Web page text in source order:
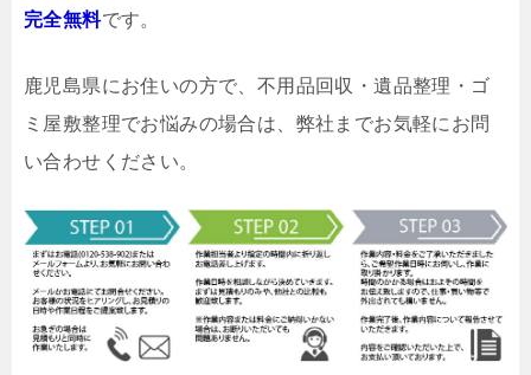
完全無料です。
鹿児島県にお住いの方で、不用品回収・遺品整理・ゴ
ミ屋敷整理でお悩みの場合は、弊社までお気軽にお問
い合わせください。